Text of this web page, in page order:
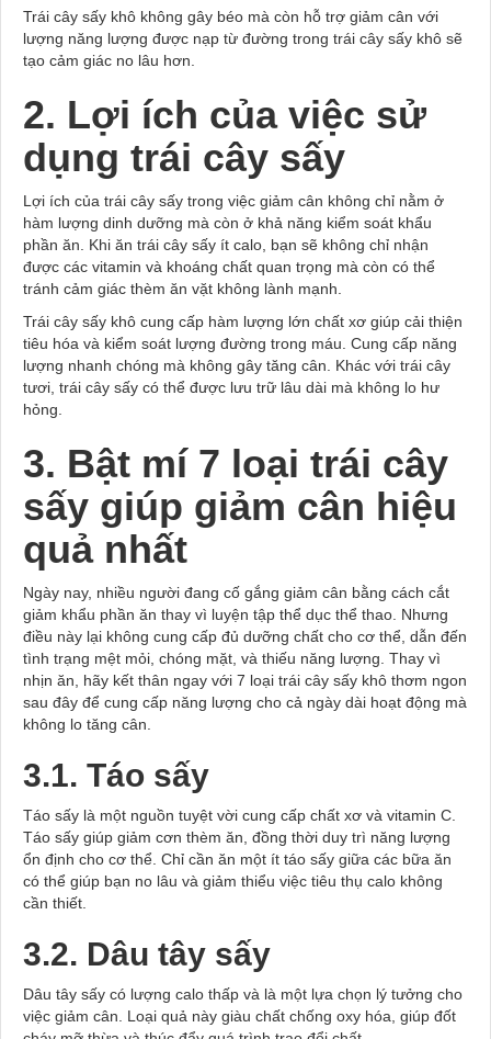
Trái cây sấy khô không gây béo mà còn hỗ trợ giảm cân với
lượng năng lượng được nạp từ đường trong trái cây sấy khô sẽ
tạo cảm giác no lâu hơn.
2. Lợi ích của việc sử
dụng trái cây sấy
Lợi ích của trái cây sấy trong việc giảm cân không chỉ nằm ở
hàm lượng dinh dưỡng mà còn ở khả năng kiểm soát khẩu
phần ăn. Khi ăn trái cây sấy ít calo, bạn sẽ không chỉ nhận
được các vitamin và khoáng chất quan trọng mà còn có thể
tránh cảm giác thèm ăn vặt không lành mạnh.
Trái cây sấy khô cung cấp hàm lượng lớn chất xơ giúp cải thiện
tiêu hóa và kiểm soát lượng đường trong máu. Cung cấp năng
lượng nhanh chóng mà không gây tăng cân. Khác với trái cây
tươi, trái cây sấy có thể được lưu trữ lâu dài mà không lo hư
hỏng.
3. Bật mí 7 loại trái cây
sấy giúp giảm cân hiệu
quả nhất
Ngày nay, nhiều người đang cố gắng giảm cân bằng cách cắt
giảm khẩu phần ăn thay vì luyện tập thể dục thể thao. Nhưng
điều này lại không cung cấp đủ dưỡng chất cho cơ thể, dẫn đến
tình trạng mệt mỏi, chóng mặt, và thiếu năng lượng. Thay vì
nhịn ăn, hãy kết thân ngay với 7 loại trái cây sấy khô thơm ngon
sau đây để cung cấp năng lượng cho cả ngày dài hoạt động mà
không lo tăng cân.
3.1. Táo sấy
Táo sấy là một nguồn tuyệt vời cung cấp chất xơ và vitamin C.
Táo sấy giúp giảm cơn thèm ăn, đồng thời duy trì năng lượng
ổn định cho cơ thể. Chỉ cần ăn một ít táo sấy giữa các bữa ăn
có thể giúp bạn no lâu và giảm thiểu việc tiêu thụ calo không
cần thiết.
3.2. Dâu tây sấy
Dâu tây sấy có lượng calo thấp và là một lựa chọn lý tưởng cho
việc giảm cân. Loại quả này giàu chất chống oxy hóa, giúp đốt